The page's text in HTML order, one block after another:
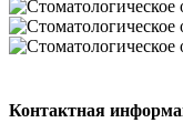
Контактная